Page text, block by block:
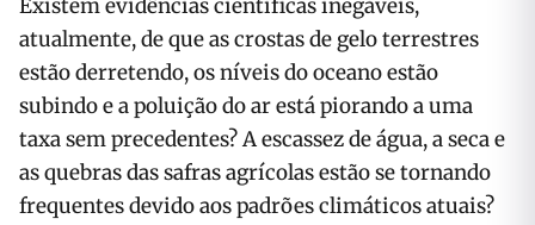
Existem evidências científicas inegáveis,
atualmente, de que as crostas de gelo terrestres
estão derretendo, os níveis do oceano estão
subindo e a poluição do ar está piorando a uma
taxa sem precedentes? A escassez de água, a seca e
as quebras das safras agrícolas estão se tornando
frequentes devido aos padrões climáticos atuais?